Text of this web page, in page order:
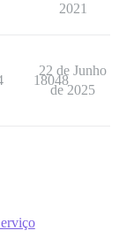
2021
18048
22 de Junho
de 2025